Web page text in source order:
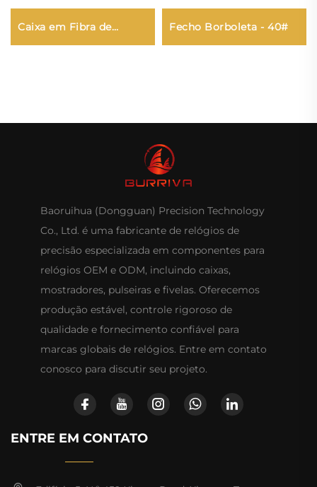
Caixa em Fibra de
Carbono
Fecho Borboleta - 40#
Baoruihua (Dongguan) Precision Technology
Co., Ltd. é uma fabricante de relógios de
precisão especializada em componentes para
relógios OEM e ODM, incluindo caixas,
mostradores, pulseiras e fivelas. Oferecemos
produção estável, controle rigoroso de
qualidade e fornecimento confiável para
marcas globais de relógios. Entre em contato
conosco para discutir seu projeto.
ENTRE EM CONTATO